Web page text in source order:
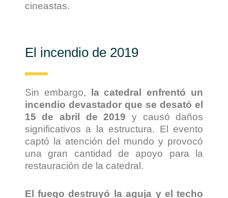
cineastas.
El incendio de 2019
Sin embargo, la catedral enfrentó un
incendio devastador que se desató el
15 de abril de 2019 y causó daños
significativos a la estructura. El evento
captó la atención del mundo y provocó
una gran cantidad de apoyo para la
restauración de la catedral.
El fuego destruyó la aguja y el techo